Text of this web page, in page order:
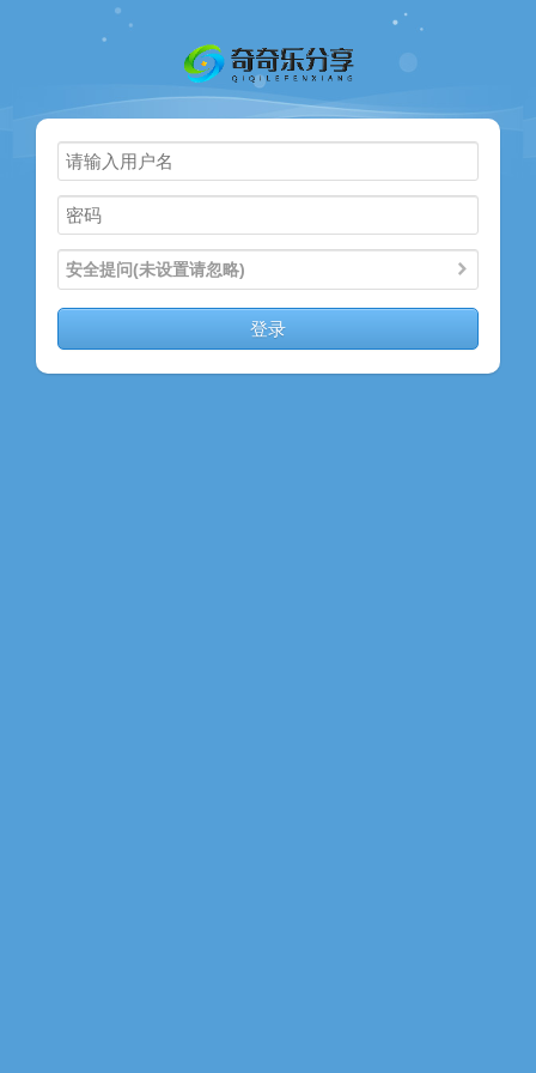
安全提问(未设置请忽略)
登录
奇乐分享
资源合集
流量卡
加入频道